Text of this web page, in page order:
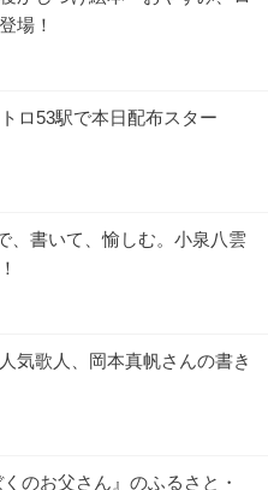
場！
ロ53駅で本日配布スター
書いて、愉しむ。小泉八雲
気歌人、岡本真帆さんの書き
のお父さん』のふるさと・